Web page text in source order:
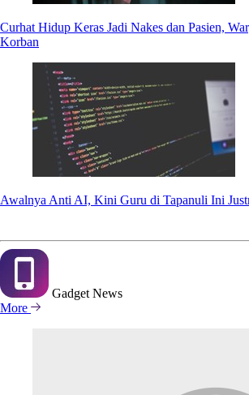
Curhat Hidup Keras Jadi Nakes dan Pasien,
Korban
Awalnya Anti AI, Kini Guru di Tapanuli Ini
Gadget News
More